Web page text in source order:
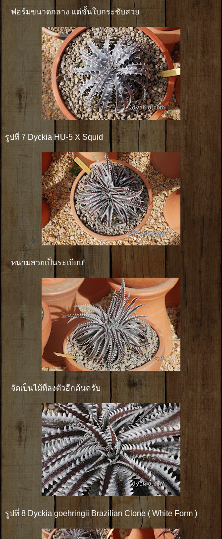
ฟอร์มขนาดกลาง แต่ชั้นใบกระชับสวย
รูปที่ 7 Dyckia HU-5 X Squid
หนามสวยเป็นระเบียบ
จัดเป็นไม้ที่ลงตัวอีกต้นครับ
รูปที่ 8 Dyckia goehringii Brazilian Clone ( White Form )